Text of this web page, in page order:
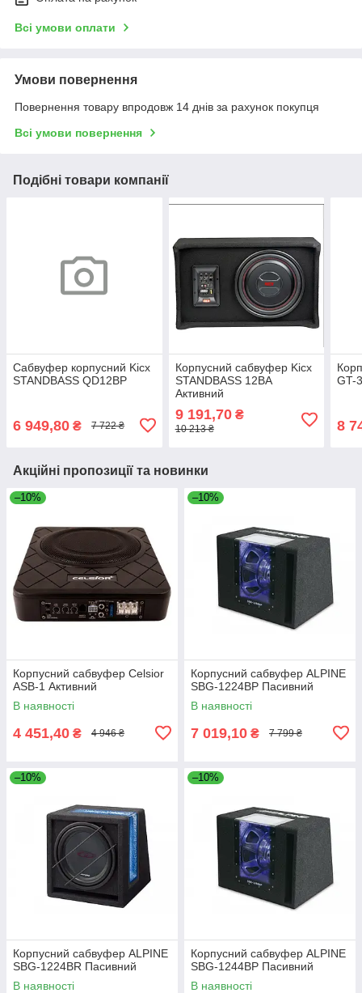
Всі умови оплати
Умови повернення
Повернення товару впродовж 14 днів за рахунок покупця
Всі умови повернення
Подібні товари компанії
Сабвуфер корпусний Kicx
STANDBASS QD12BP
6 949,80 ₴ 7 722 ₴
Корпусний сабвуфер Kicx
STANDBASS 12BA
Активний
9 191,70₴
10 213 ₴
GT-
8
Акційні пропозиції та новинки
–10%
Корпусний сабвуфер Celsior
ASB-1 Активний
В наявності
4 451,40 ₴ 4 946 ₴
–10%
Корпусний сабвуфер ALPINE
SBG-1224BP Пасивний
В наявності
7 019,10 ₴ 7 799 ₴
–10%
Корпусний сабвуфер ALPINE
SBG-1224BR Пасивний
В наявності
–10%
Корпусний сабвуфер ALPINE
SBG-1244BP Пасивний
В наявності